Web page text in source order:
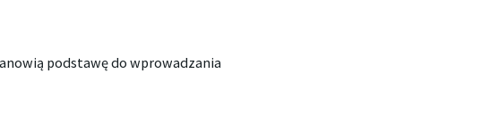
podstawę do wprowadzania